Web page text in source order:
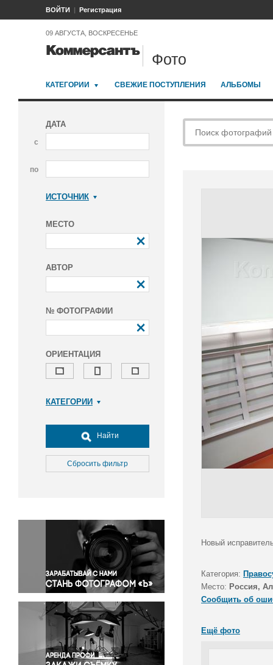
ВОЙТИ Регистрация
09 АВГУСТА, ВОСКРЕСЕНЬЕ
Фото
КАТЕГОРИИ СВЕЖИЕ ПОСТУПЛЕНИЯ АЛЬБОМЫ
ДАТА
с
по
ИСТОЧНИК
МЕСТО
АВТОР
№ ФОТОГРАФИИ
ОРИЕНТАЦИЯ
КАТЕГОРИИ
Досуг, туризм и отдых
Культура
Медицина
Окружающая среда
Политика
Правосудие
Происшествия и конфликты
Религия
Светская жизнь
Спорт
Экология
Экономика и бизнес
Найти
Сбросить фильтр
Новый
Категория:
Место: Россия,
Сообщить об
Ещё фото